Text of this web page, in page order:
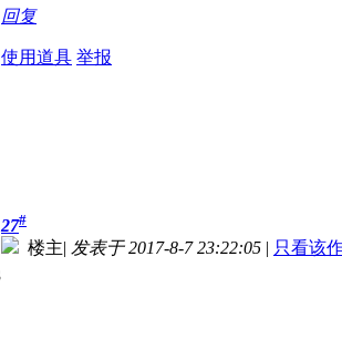
回复
使用道具 举报
27#
楼主| 发表于 2017-8-7 23:22:05 | 只看该